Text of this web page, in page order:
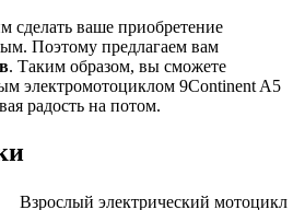
сделать ваше приобретение
Поэтому предлагаем вам
. Таким образом, вы сможете
электромотоциклом 9Continent A5
радость на потом.
Взрослый электрический мотоцикл